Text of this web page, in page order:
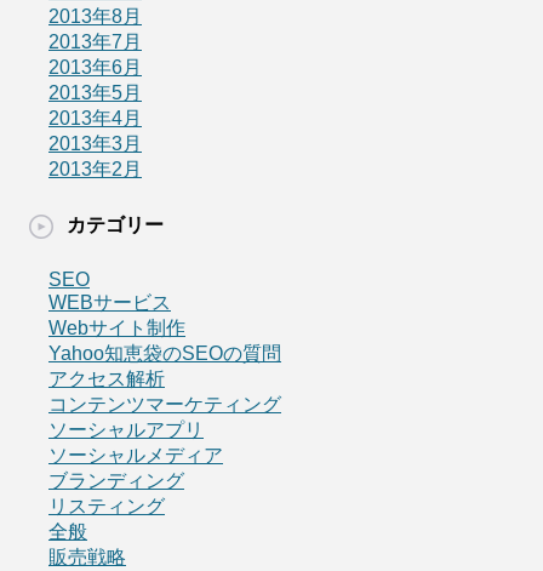
2013年8月
2013年7月
2013年6月
2013年5月
2013年4月
2013年3月
2013年2月
カテゴリー
SEO
WEBサービス
Webサイト制作
Yahoo知恵袋のSEOの質問
アクセス解析
コンテンツマーケティング
ソーシャルアプリ
ソーシャルメディア
ブランディング
リスティング
全般
販売戦略